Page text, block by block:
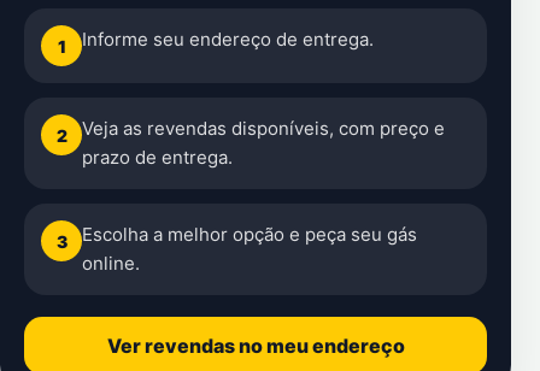
1 Informe seu endereço de entrega.
2
Veja as revendas disponíveis, com preço e
prazo de entrega.
3
Escolha a melhor opção e peça seu gás
online.
Ver revendas no meu endereço